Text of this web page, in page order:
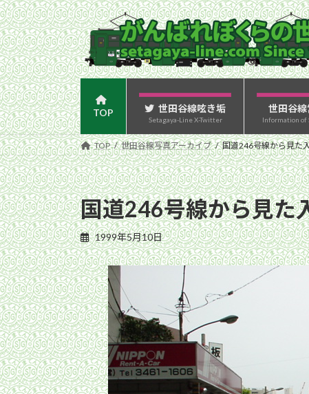
コ
ン
テ
ン
ツ
へ
ス
キ
ッ
プ
ナ
ビ
ゲ
ー
シ
ョ
ン
に
移
動
TOP 世田谷線呟き垢
Setagaya-Line X-Twitter
世田谷
Information of
TOP 世田谷線写真アーカイブ 国道246号線から見た
国道246号線から見た
1999年5月10日